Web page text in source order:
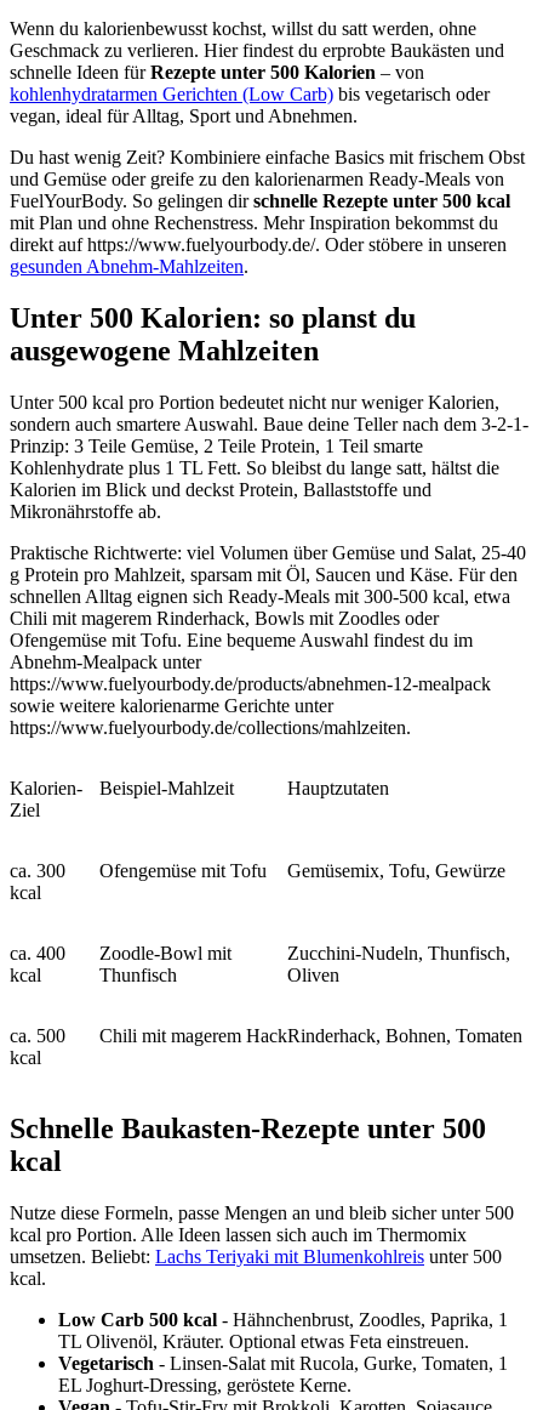
Wenn du kalorienbewusst kochst, willst du satt werden, ohne
Geschmack zu verlieren. Hier findest du erprobte Baukästen und
schnelle Ideen fürRezepte unter 500 Kalorien – von
kohlenhydratarmen Gerichten (Low Carb) bis vegetarisch oder
vegan, ideal für Alltag, Sport und Abnehmen.
Du hast wenig Zeit? Kombiniere einfache Basics mit frischem Obst
und Gemüse oder greife zu den kalorienarmen Ready-Meals von
FuelYourBody. So gelingen dirschnelle Rezepte unter 500 kcal
mit Plan und ohne Rechenstress. Mehr Inspiration bekommst du
direkt auf https://www.fuelyourbody.de/. Oder stöbere in unseren
gesunden Abnehm‑Mahlzeiten.
Unter 500 Kalorien: so planst du
ausgewogene Mahlzeiten
Unter 500 kcal pro Portion bedeutet nicht nur weniger Kalorien,
sondern auch smartere Auswahl. Baue deine Teller nach dem 3-2-1-
Prinzip: 3 Teile Gemüse, 2 Teile Protein, 1 Teil smarte
Kohlenhydrate plus 1 TL Fett. So bleibst du lange satt, hältst die
Kalorien im Blick und deckst Protein, Ballaststoffe und
Mikronährstoffe ab.
Praktische Richtwerte: viel Volumen über Gemüse und Salat, 25-40
g Protein pro Mahlzeit, sparsam mit Öl, Saucen und Käse. Für den
schnellen Alltag eignen sich Ready-Meals mit 300-500 kcal, etwa
Chili mit magerem Rinderhack, Bowls mit Zoodles oder
Ofengemüse mit Tofu. Eine bequeme Auswahl findest du im
Abnehm-Mealpack unter
https://www.fuelyourbody.de/products/abnehmen-12-mealpack
sowie weitere kalorienarme Gerichte unter
https://www.fuelyourbody.de/collections/mahlzeiten.
Kalorien-
Ziel
Beispiel-Mahlzeit Hauptzutaten
ca. 300
kcal
Ofengemüse mit Tofu Gemüsemix, Tofu, Gewürze
ca. 400
kcal
Zoodle-Bowl mit
Thunfisch
Zucchini-Nudeln, Thunfisch,
Oliven
ca. 500
kcal
Chili mit magerem HackRinderhack, Bohnen, Tomaten
Schnelle Baukasten-Rezepte unter 500
kcal
Nutze diese Formeln, passe Mengen an und bleib sicher unter 500
kcal pro Portion. Alle Ideen lassen sich auch im Thermomix
umsetzen. Beliebt: Lachs Teriyaki mit Blumenkohlreis unter 500
kcal.
Low Carb 500 kcal - Hähnchenbrust, Zoodles, Paprika, 1
TL Olivenöl, Kräuter. Optional etwas Feta einstreuen.
Vegetarisch - Linsen-Salat mit Rucola, Gurke, Tomaten, 1
EL Joghurt-Dressing, geröstete Kerne.